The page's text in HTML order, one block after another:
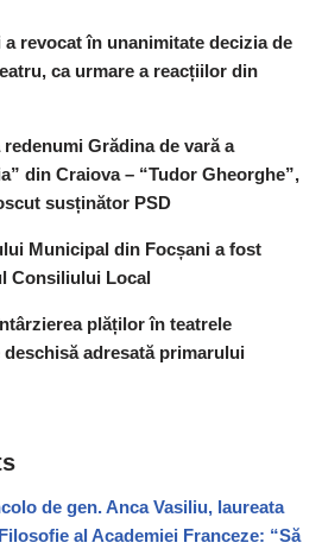
revocat în unanimitate decizia de
ca urmare a reacțiilor din
Grădina de vară a
din Craiova – “Tudor Gheorghe”,
susținător PSD
Municipal din Focșani a fost
Consiliului Local
plăților în teatrele
adresată primarului
de gen. Anca Vasiliu, laureata
al Academiei Franceze: “Să